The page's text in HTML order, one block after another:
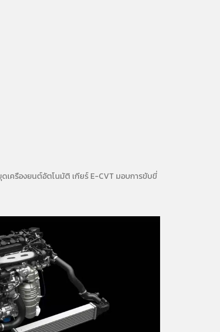
ดเครืองยนต์อัตโนมัติ เกียร์ E-CVT มอบการขับขี่